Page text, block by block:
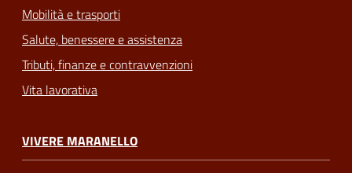
Mobilità e trasporti
Salute, benessere e assistenza
Tributi, finanze e contravvenzioni
Vita lavorativa
VIVERE MARANELLO